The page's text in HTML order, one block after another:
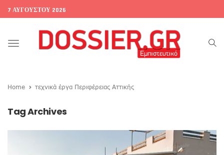
7 ΑΥΓΟΎΣΤΟΥ 2026
Toggle
Home τεχνικά έργα Περιφέρειας Αττικής
Tag Archives